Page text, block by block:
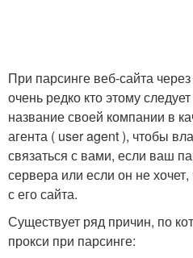
При парсинге веб-сайта
очень редко кто этому
название своей компании в
агента ( user agent ), чтобы
связаться с вами, если ваш
сервера или если он не
с его сайта.
Существует ряд причин, по
прокси при парсинге: